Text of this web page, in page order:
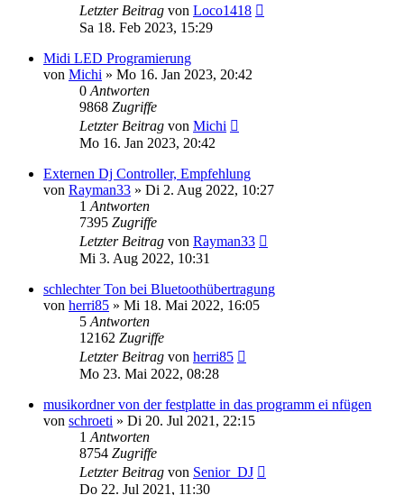
Letzter Beitrag von Loco1418
Sa 18. Feb 2023, 15:29
Midi LED Programierung
von Michi » Mo 16. Jan 2023, 20:42
0 Antworten
9868 Zugriffe
Letzter Beitrag von Michi
Mo 16. Jan 2023, 20:42
Externen Dj Controller, Empfehlung
von Rayman33 » Di 2. Aug 2022, 10:27
1 Antworten
7395 Zugriffe
Letzter Beitrag von Rayman33
Mi 3. Aug 2022, 10:31
schlechter Ton bei Bluetoothübertragung
von herri85 » Mi 18. Mai 2022, 16:05
5 Antworten
12162 Zugriffe
Letzter Beitrag von herri85
Mo 23. Mai 2022, 08:28
musikordner von der festplatte in das programm ei nfügen
von schroeti » Di 20. Jul 2021, 22:15
1 Antworten
8754 Zugriffe
Letzter Beitrag von Senior_DJ
Do 22. Jul 2021, 11:30